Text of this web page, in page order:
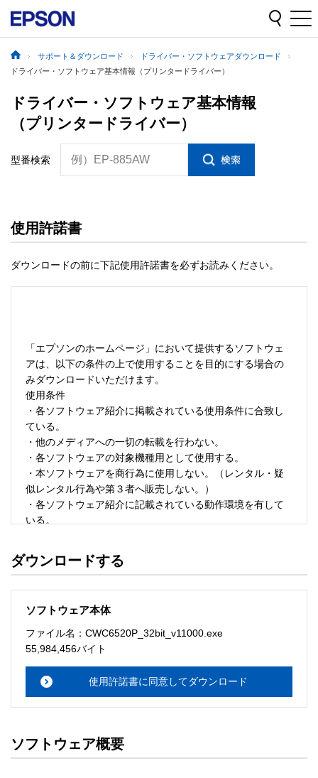
サポート＆ダウンロード
ドライバー・ソフトウェアダウンロード
ドライバー・ソフトウェア基本情報（プリンタードライバー）
ドライバー・ソフトウェア基本情報
（プリンタードライバー）
型番検索 例）EP-885AW
使用許諾書
ダウンロードの前に下記使用許諾書を必ずお読みください。
「エプソンのホームページ」において提供するソフトウェ
アは、以下の条件の上で使用することを目的にする場合の
みダウンロードいただけます。
使用条件
・各ソフトウェア紹介に掲載されている使用条件に合致し
ている。
・他のメディアへの一切の転載を行わない。
・各ソフトウェアの対象機種用として使用する。
・本ソフトウェアを商行為に使用しない。（レンタル・疑
似レンタル行為や第３者へ販売しない。）
・各ソフトウェア紹介に記載されている動作環境を有して
いる。
・ソフトウェアを改変、またはリバースエンジニアリング
ソフトウェアのサポート
・本サーバでは、ユーザーサポートは行いません。搭載ソ
メーションセンターまでお願い
ルをお読み下さい。
ソフトウェアの保証範囲
・ソフトウェアのダウンロード・導入はお客様の責任にお
ダウンロードする
ソフトウェア本体
ファイル名：CWC6520P_32bit_v11000.exe
55,984,456バイト
使用許諾書に同意してダウンロード
ソフトウェア概要